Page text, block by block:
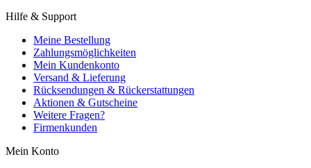
Hilfe & Support
Meine Bestellung
Zahlungsmöglichkeiten
Mein Kundenkonto
Versand & Lieferung
Rücksendungen & Rückerstattungen
Aktionen & Gutscheine
Weitere Fragen?
Firmenkunden
Mein Konto